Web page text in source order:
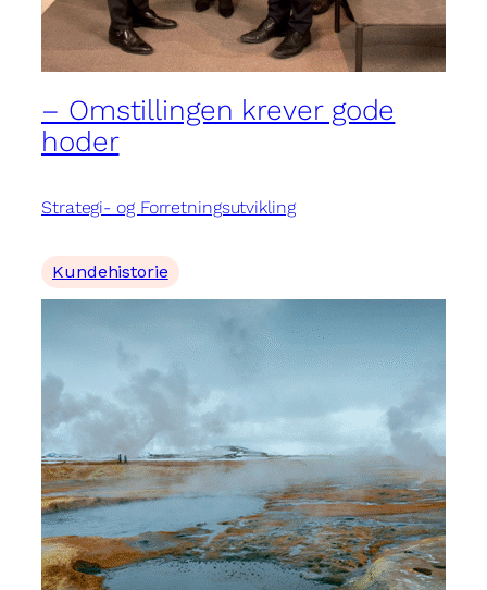
– Omstillingen krever gode
hoder
Strategi- og Forretningsutvikling
Kundehistorie